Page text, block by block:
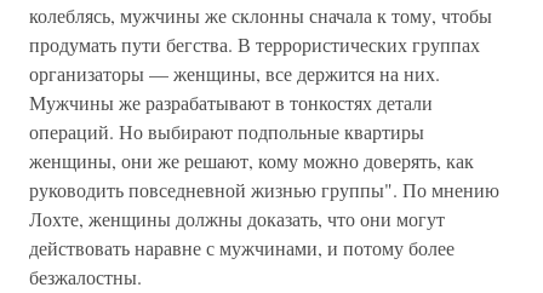
колеблясь, мужчины же склонны сначала к тому, чтобы
продумать пути бегства. В террористических группах
организаторы — женщины, все держится на них.
Мужчины же разрабатывают в тонкостях детали
операций. Но выбирают подпольные квартиры
женщины, они же решают, кому можно доверять, как
руководить повседневной жизнью группы". По мнению
Лохте, женщины должны доказать, что они могут
действовать наравне с мужчинами, и потому более
безжалостны.